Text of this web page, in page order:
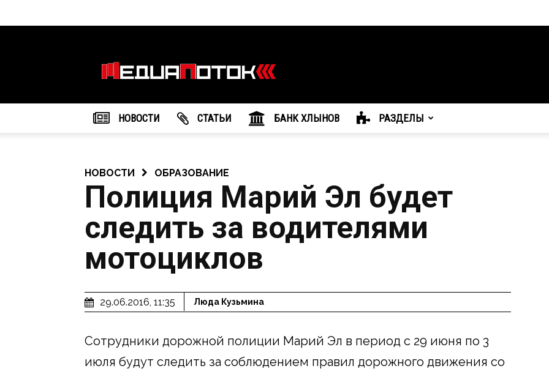
агентство
"МедиаПоток"
НОВОСТИ CТАТЬИ БАНК ХЛЫНОВ РАЗДЕЛЫ
НОВОСТИ ОБРАЗОВАНИЕ
Полиция Марий Эл будет
следить за водителями
мотоциклов
29.06.2016, 11:35 Люда Кузьмина
Сотрудники дорожной полиции Марий Эл в период с 29 июня по 3
июля будут следить за соблюдением правил дорожного движения со